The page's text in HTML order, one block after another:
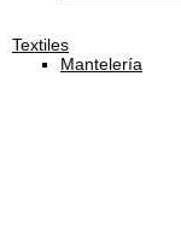
Textiles
Mantelería